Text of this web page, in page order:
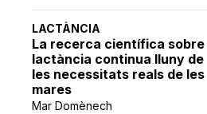
LACTÀNCIA
La recerca científica sobre
lactància continua lluny de
les necessitats reals de les
mares
Mar Domènech